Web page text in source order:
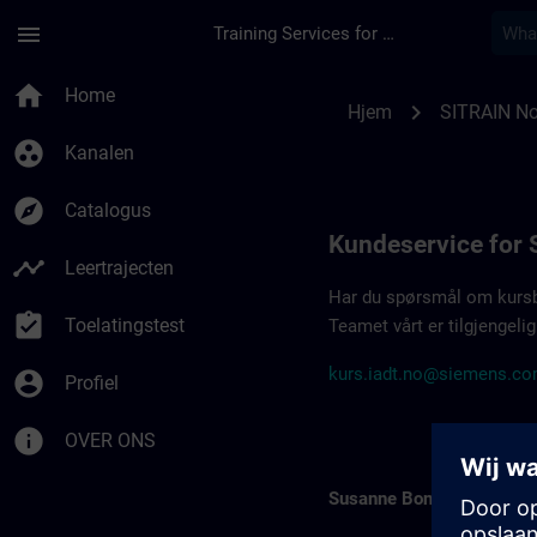
menu Training Services for Digital Industries
home Home
group_work Kanalen
explore Catalogus
timeline Leertrajecten
assignment_turned_in Toelatingstest
account_circle Profiel
info OVER ONS
Hjem chevron_right SITRAIN
Kundeservice for
Har du spørsmål om
Teamet vårt er
Susanne Bonde